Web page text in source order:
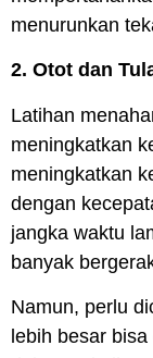
menurunkan
2. Otot dan
Latihan
meningkatkan
meningkatkan
dengan
jangka waktu
banyak
Namun, perlu
lebih besar